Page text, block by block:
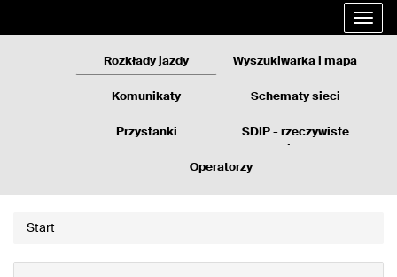
Rozkłady jazdy Wyszukiwarka i mapa
Komunikaty Schematy sieci
Przystanki
SDIP - rzeczywiste
Operatorzy
Start